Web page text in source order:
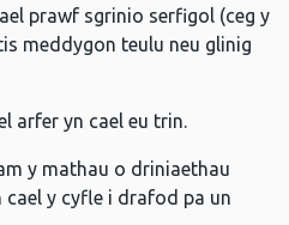
prawf sgrinio serfigol (ceg y
meddygon teulu neu glinig
arfer yn cael eu trin.
y mathau o driniaethau
cael y cyfle i drafod pa un